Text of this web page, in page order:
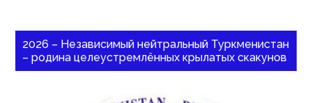
2026 – Независимый нейтральный Туркменистан
– родина целеустремлённых крылатых скакунов